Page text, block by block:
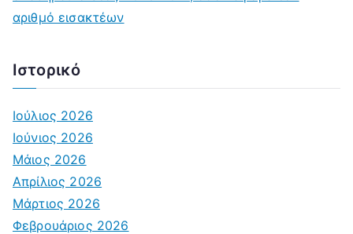
αριθμό εισακτέων
Ιστορικό
Ιούλιος 2026
Ιούνιος 2026
Μάιος 2026
Απρίλιος 2026
Μάρτιος 2026
Φεβρουάριος 2026